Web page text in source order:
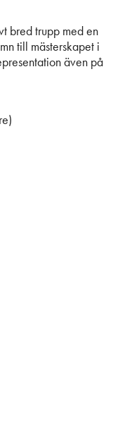
bred trupp med en
till mästerskapet i
även på